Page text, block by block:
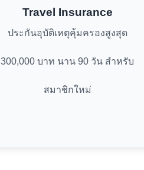
Travel Insurance
ประกันอุบัติเหตุคุ้มครองสูงสุด
300,000 บาท นาน 90 วัน สำหรับ
สมาชิกใหม่